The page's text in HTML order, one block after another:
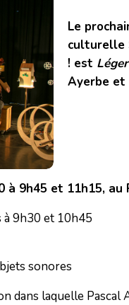
Le
culturelle
! est
Ayerbe et
à 9h45 et 11h15,
à 9h30 et 10h45
sonores
dans laquelle